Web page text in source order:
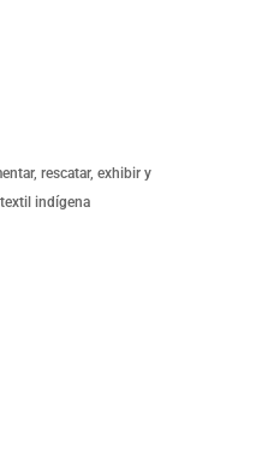
rescatar, exhibir y
indígena